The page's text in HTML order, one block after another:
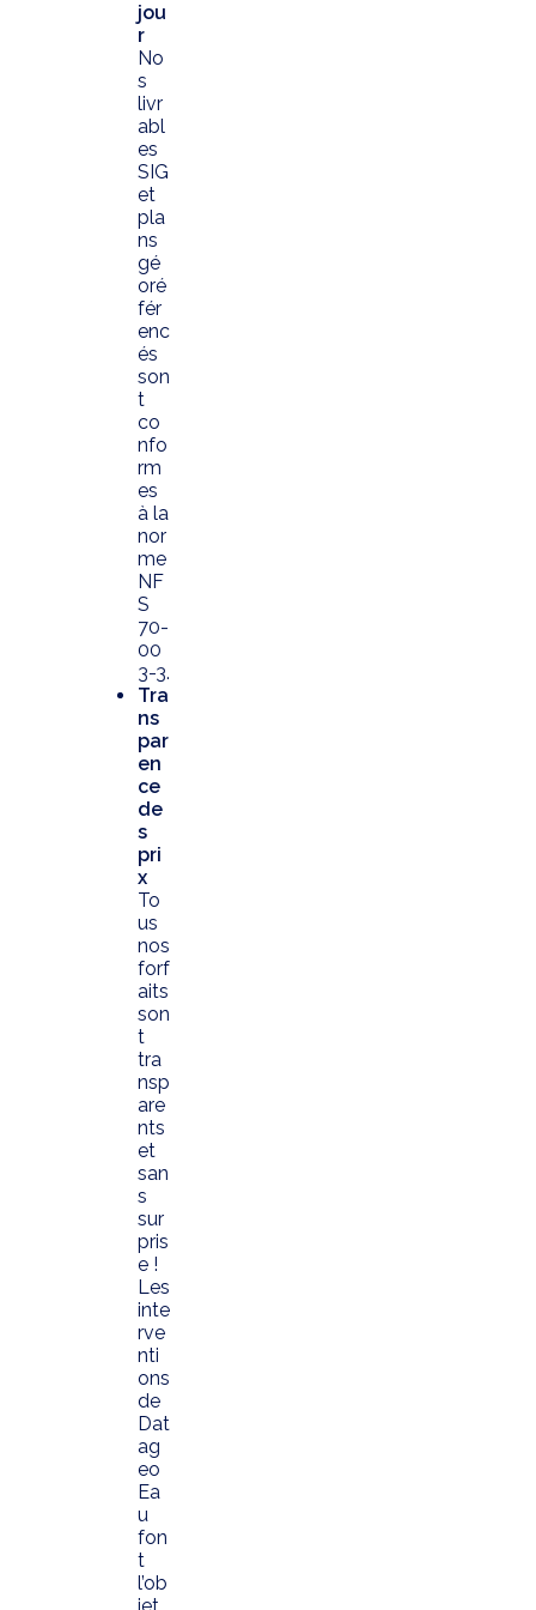
jou
r
No
s
livr
abl
es
SIG
et
pla
ns
gé
oré
fér
enc
és
son
t
co
nfo
rm
es
à la
nor
me
NF
S
70-
00
3-3.
Tra
ns
par
en
ce
de
s
pri
x
To
us
nos
forf
aits
son
t
tra
nsp
are
nts
et
san
s
sur
pris
e !
Les
inte
rve
nti
ons
de
Dat
ag
eo
Ea
u
fon
t
l’ob
jet